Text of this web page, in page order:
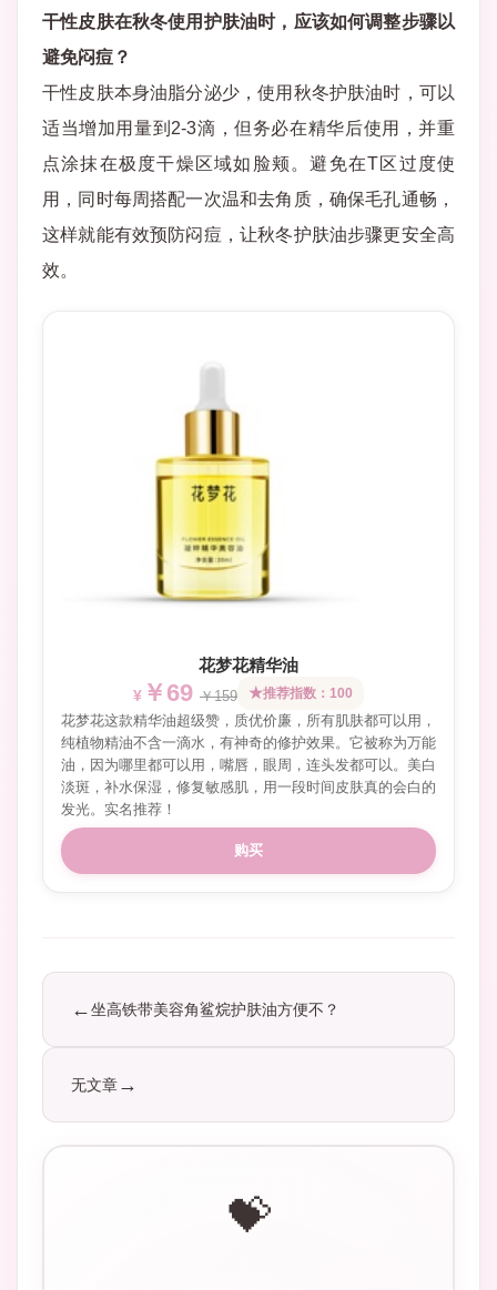
干性皮肤在秋冬使用护肤油时，应该如何调整步骤以
避免闷痘？
干性皮肤本身油脂分泌少，使用秋冬护肤油时，可以
适当增加用量到2-3滴，但务必在精华后使用，并重
点涂抹在极度干燥区域如脸颊。避免在T区过度使
用，同时每周搭配一次温和去角质，确保毛孔通畅，
这样就能有效预防闷痘，让秋冬护肤油步骤更安全高
效。
花梦花精华油
￥69 ￥159 推荐指数：100
花梦花这款精华油超级赞，质优价廉，所有肌肤都可以用，
纯植物精油不含一滴水，有神奇的修护效果。它被称为万能
油，因为哪里都可以用，嘴唇，眼周，连头发都可以。美白
淡斑，补水保湿，修复敏感肌，用一段时间皮肤真的会白的
发光。实名推荐！
购买
坐高铁带美容角鲨烷护肤油方便不？
无文章
💝